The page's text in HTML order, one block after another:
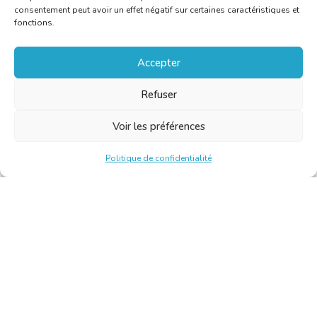
consentement peut avoir un effet négatif sur certaines caractéristiques et
fonctions.
Accepter
Refuser
Voir les préférences
Politique de confidentialité